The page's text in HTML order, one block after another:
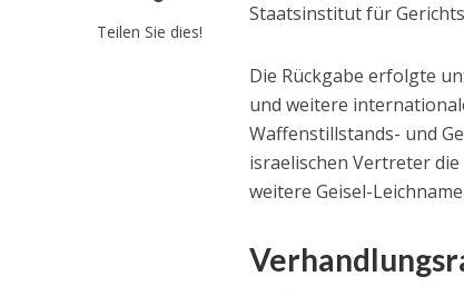
Teilen Sie dies!
Staatsinstitut für
Die Rückgabe erfolgte
und weitere
Waffenstillstands- und
israelischen Vertreter
weitere Geisel-